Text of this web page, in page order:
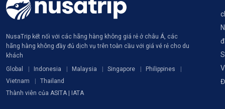
NusaTrip kết nối với các hãng hàng không giá rẻ ở châu Á, các
hãng hàng không đầy đủ dịch vụ trên toàn cầu với giá vé rẻ cho du
khách
Global
Indonesia Malaysia Singapore
Philippines
Vietnam
Thailand
Thành viên của ASITA | IATA